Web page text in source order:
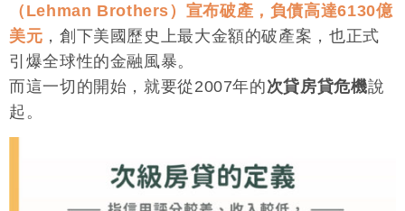
（Lehman Brothers）宣布破產，負債高達6130億
美元 ，創下美國歷史上最大金額的破產案，也正式
引爆全球性的金融風暴。
而這一切的開始，就要從2007年的次貸房貸危機說
起。